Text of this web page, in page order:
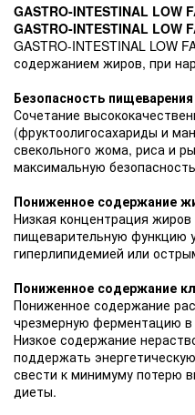
GASTRO-INTESTINAL
GASTRO-INTESTINAL LOW
GASTRO-INTESTINAL LOW
содержанием жиров, при
Безопасность пищеварения
Сочетание
(фруктоолигосахариды и
свекольного жома, риса и
максимальную
Пониженное содержание
Низкая концентрация
пищеварительную функцию
гиперлипидемией или
Пониженное содержание
Пониженное содержание
чрезмерную ферментацию в
Низкое содержание
поддержать
свести к минимуму потерю
диеты.